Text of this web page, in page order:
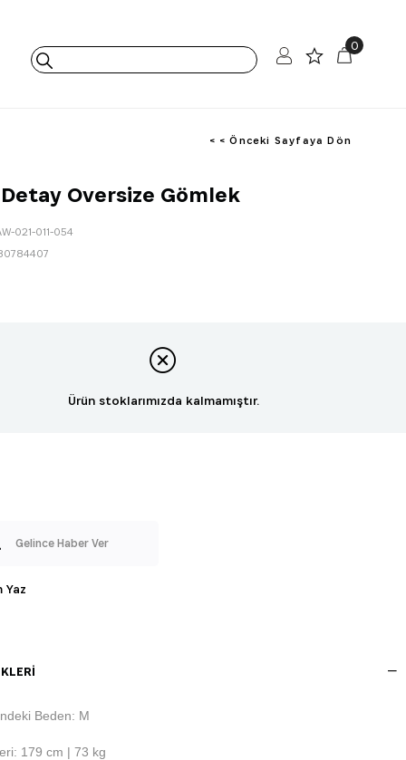
0
< < Önceki Sayfaya Dön
Oversize Gömlek
021-011-054
Ürün stoklarımızda kalmamıştır.
Gelince Haber Ver
Yaz
Beden: M
179 cm | 73 kg